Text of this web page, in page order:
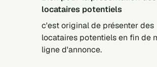
locataires potentiels
c'est original de présenter des
locataires potentiels en fin de
ligne d'annonce.